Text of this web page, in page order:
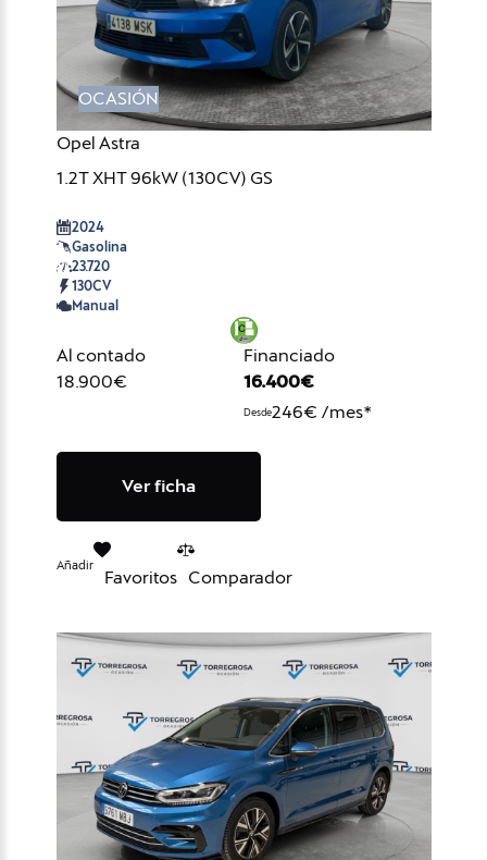
OCASIÓN
Opel Astra
1.2T XHT 96kW (130CV) GS
2024
Gasolina
23.720
130CV
Manual
Al contado
18.900€
Financiado
16.400€
Desde246€ /mes*
Ver ficha
Añadir
Favoritos Comparador